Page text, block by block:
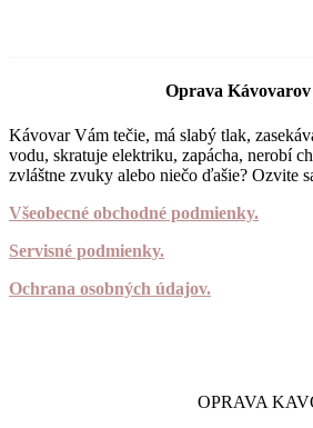
Oprava Kávovarov
Kávovar Vám tečie, má slabý tlak,
vodu, skratuje elektriku, zapácha, nerobí
zvláštne zvuky alebo niečo ďašie? Ozvite
Všeobecné obchodné podmienky.
Servisné podmienky.
Ochrana osobných údajov.
OPRAVA